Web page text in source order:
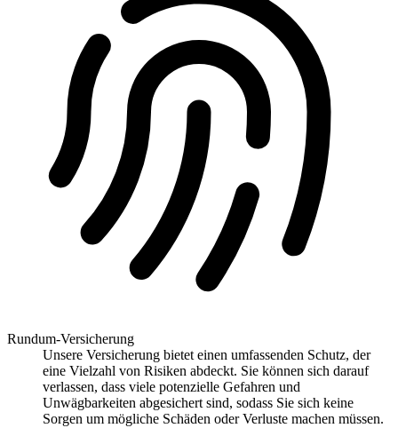
Rundum-Versicherung
Unsere Versicherung bietet einen umfassenden Schutz, der
eine Vielzahl von Risiken abdeckt. Sie können sich darauf
verlassen, dass viele potenzielle Gefahren und
Unwägbarkeiten abgesichert sind, sodass Sie sich keine
Sorgen um mögliche Schäden oder Verluste machen müssen.